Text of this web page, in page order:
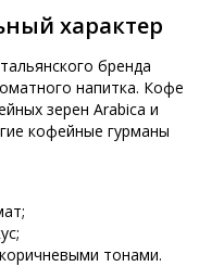
характер
бренда
напитка. Кофе
зерен Arabica и
кофейные гурманы
тонами.